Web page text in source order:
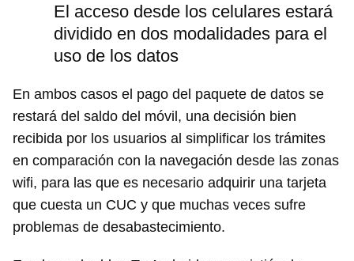
El acceso desde los celulares estará
dividido en dos modalidades para el
uso de los datos
En ambos casos el pago del paquete de datos se
restará del saldo del móvil, una decisión bien
recibida por los usuarios al simplificar los trámites
en comparación con la navegación desde las zonas
wifi, para las que es necesario adquirir una tarjeta
que cuesta un CUC y que muchas veces sufre
problemas de desabastecimiento.